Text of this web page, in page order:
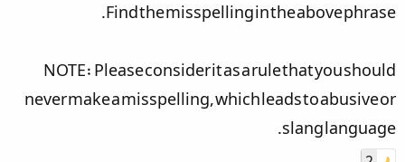
Find the misspelling in the above phrase.
NOTE: Please consider it as a rule that you should
never make a misspelling, which leads to abusive or
slang language.